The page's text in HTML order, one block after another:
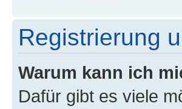
Registrierung
Warum kann ich
Dafür gibt es viele